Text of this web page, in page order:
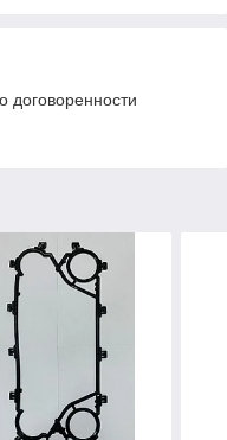
договоренности